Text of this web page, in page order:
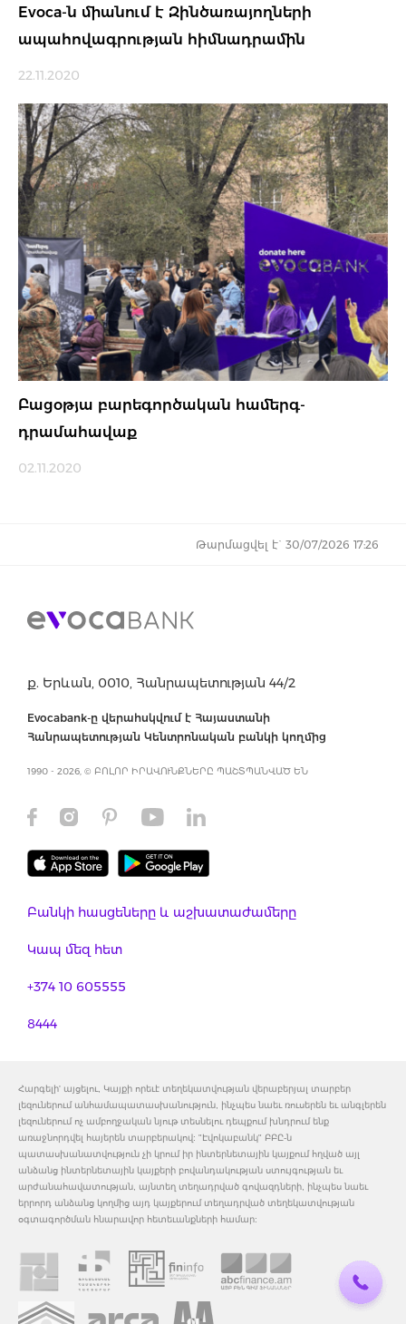
Evoca-ն միանում է Զինծառայողների
ապահովագրության հիմնադրամին
22.11.2020
Բացօթյա բարեգործական համերգ-
դրամահավաք
02.11.2020
Թարմացվել է` 30/07/2026 17:26
ք. Երևան, 0010, Հանրապետության 44/2
Evocabank-ը վերահսկվում է Հայաստանի
Հանրապետության Կենտրոնական բանկի կողմից
1990 - 2026, © ԲՈԼՈՐ ԻՐԱՎՈՒՆՔՆԵՐԸ ՊԱՇՏՊԱՆՎԱԾ ԵՆ
Բանկի հասցեները և աշխատաժամերը
Կապ մեզ հետ
+374 10 605555
8444
Հարգելի' այցելու, Կայքի որեւէ տեղեկատվության վերաբերյալ տարբեր
լեզուներում անհամապատասխանություն, ինչպես նաեւ ռուսերեն եւ անգլերեն
լեզուներում ոչ ամբողջական նյութ տեսնելու դեպքում խնդրում ենք
առաջնորդվել հայերեն տարբերակով: "Էվոկաբանկ" ԲԲԸ-ն
պատասխանատվություն չի կրում իր ինտերնետային կայքում հղված այլ
անձանց ինտերնետային կայքերի բովանդակության ստույգության եւ
արժանահավատության, այնտեղ տեղադրված գովազդների, ինչպես նաեւ
երրորդ անձանց կողմից այդ կայքերում տեղադրված տեղեկատվության
օգտագործման հնարավոր հետեւանքների համար: